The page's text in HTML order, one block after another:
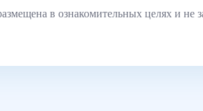
в ознакомительных целях и не